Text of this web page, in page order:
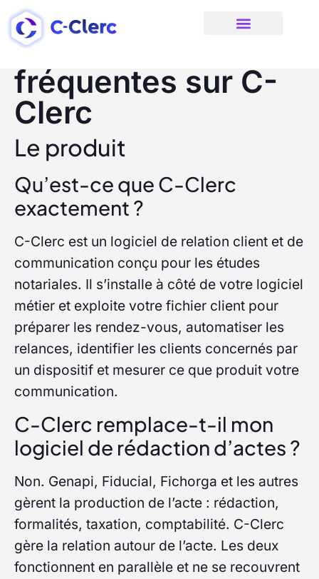
Questions
fréquentes sur C-
Clerc
Le produit
Qu’est-ce que C-Clerc
exactement ?
C-Clerc est un logiciel de relation client et de
communication conçu pour les études
notariales. Il s’installe à côté de votre logiciel
métier et exploite votre fichier client pour
préparer les rendez-vous, automatiser les
relances, identifier les clients concernés par
un dispositif et mesurer ce que produit votre
communication.
C-Clerc remplace-t-il mon
logiciel de rédaction d’actes ?
Non. Genapi, Fiducial, Fichorga et les autres
gèrent la production de l’acte : rédaction,
formalités, taxation, comptabilité. C-Clerc
gère la relation autour de l’acte. Les deux
fonctionnent en parallèle et ne se recouvrent